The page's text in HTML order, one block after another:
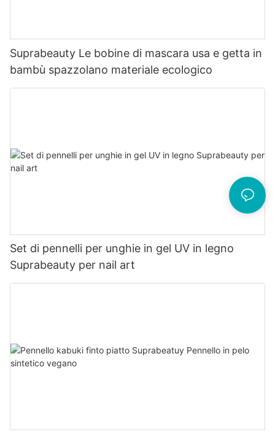
Suprabeauty Le bobine di mascara usa e getta in
bambù spazzolano materiale ecologico
Set di pennelli per unghie in gel UV in legno
Suprabeauty per nail art